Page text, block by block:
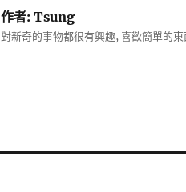
作者:Tsung
對新奇的事物都很有興趣, 喜歡簡單的